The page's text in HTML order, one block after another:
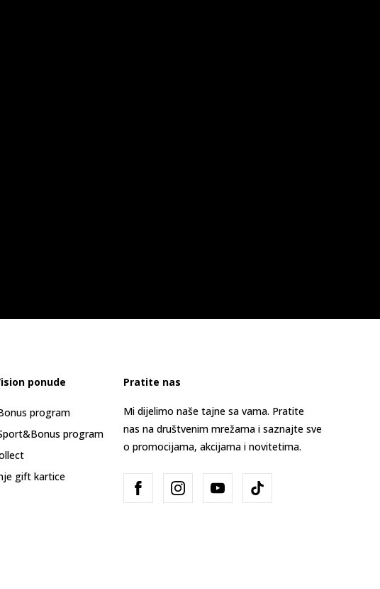
ponude
program
program
gift kartice
Pratite nas
Mi dijelimo naše tajne sa vama. Pratite
nas na društvenim mrežama i saznajte sve
o promocijama, akcijama i novitetima.